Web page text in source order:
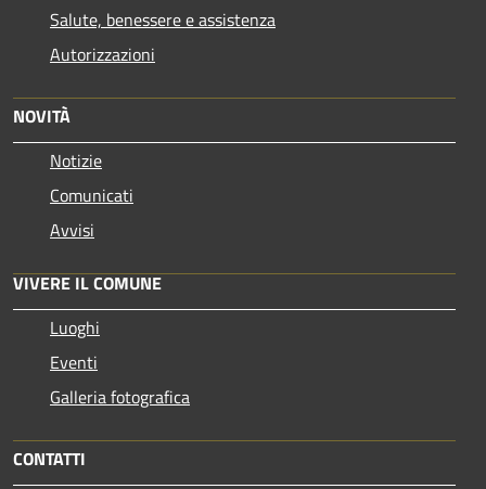
Salute, benessere e assistenza
Autorizzazioni
NOVITÀ
Notizie
Comunicati
Avvisi
VIVERE IL COMUNE
Luoghi
Eventi
Galleria fotografica
CONTATTI